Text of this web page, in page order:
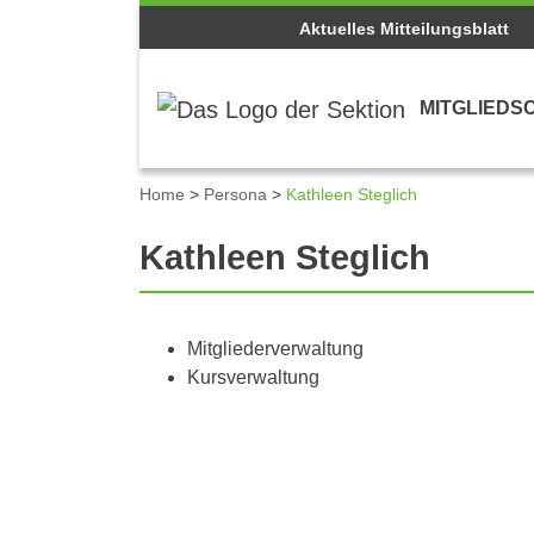
Aktuelles Mitteilungsblatt
Home > Persona > Kathleen Steglich
Kathleen Steglich
Mitgliederverwaltung
Kursverwaltung